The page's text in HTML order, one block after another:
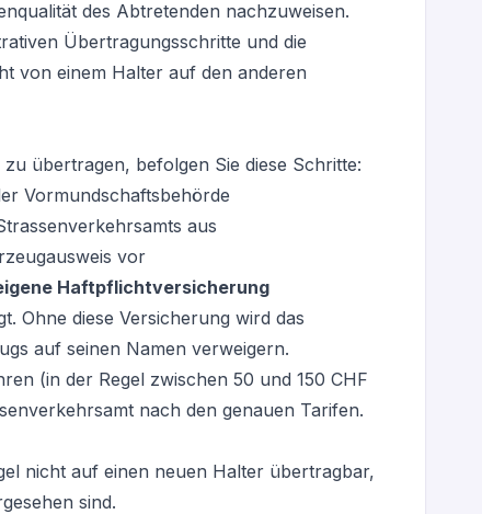
des Abtretenden nachzuweisen.
Übertragungsschritte und die
von einem Halter auf den anderen
übertragen, befolgen Sie diese Schritte:
Vormundschaftsbehörde
aus
vor
Haftpflichtversicherung
Ohne diese Versicherung wird das
auf seinen Namen verweigern.
(in der Regel zwischen 50 und 150 CHF
nach den genauen Tarifen.
nicht auf einen neuen Halter übertragbar,
sind.